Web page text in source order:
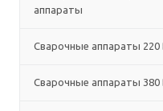
аппараты
Сварочные аппараты 220
Сварочные аппараты 380